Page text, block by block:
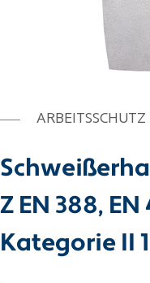
Z EN 388, EN
Kategorie II